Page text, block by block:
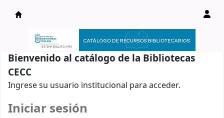
Catálogo en línea
Bienvenido al catálogo de la Bibliotecas
CECC
Ingrese su usuario institucional para acceder.
Iniciar sesión